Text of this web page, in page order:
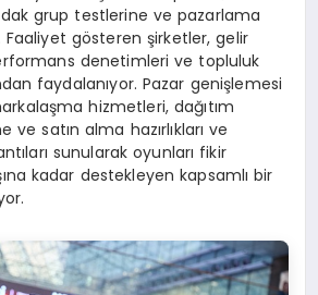
grup testlerine ve pazarlama
gösteren şirketler, gelir
denetimleri ve topluluk
faydalanıyor. Pazar genişlemesi
hizmetleri, dağıtım
ve satın alma hazırlıkları ve
sunularak oyunları fikir
kadar destekleyen kapsamlı bir